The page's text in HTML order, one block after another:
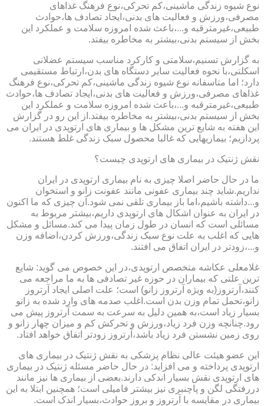
نوع شیوه زندگی ماشینی،کم تحرکی،نوع فرهنگ غذاهای
مصرفی،ورزش و فعالیت های بدنی،ایجاد تصادف ها،حوادث
طبیعی،غیرمترقبه و...،باعث شده امروزه سلامت و عملکرد این
بخش از سیستم بدنی،بیشتر به مخاطره بیفتد.
به گزارش تسنیم،سلامتی و کارکرد مناسب سیستم عضلانی
اسکلتی،با نحوه فعالیت سایر دستگاه های بدن،ارتباط مستقیمی
دارد؛ اما متاسفانه نوع شیوه زندگی ماشینی،کم تحرکی،نوع فرهنگ
غذاهای مصرفی،ورزش و فعالیت های بدنی،ایجاد تصادف ها،حوادث
طبیعی،غیرمترقبه و...،باعث شده امروزه سلامت و عملکرد این
بخش از سیستم بدنی،بیشتر به مخاطره بیفتد.از این رو در گزارش
این هفته به شایع ترین مشکل ها و بیماری های ارتوپدی در ایران می
پردازیم؛ بیماریهایی که غالبا محصول سبک زندگی غلط هستند.
نقش ژنتیک در بیماری های ارتوپدی چیست؟
ما در حال حاضر اصلا چیزی به نام بیماری ارتوپدی در ایران
نداریم.شاید چند بیماری عفونی مانند عفونت زانو و استخوان
و...داشته باشیم،اما باز بیماری تلقی نمی شود.آن چیزی که ما اکنون
در ایران به عنوان اشکال های ارتوپدی داریم،بیشتر مربوط به
مسائلی است که انسان در طول زمان پیدا می کند.مسائل و مشکل
هایی که اغلب به علت نوع سبک زندگی،ورزش کردن،اضافه وزن
و...،زودتر در ایران اتفاق می افتند.
غلامعلی عکاشه متخصص ارتوپدی،در این خصوص می گوید: شایع
ترین علتی که بیماران در حوزه غیر تصادفی ها به ما مراجعه می
کنند،آرتروز(به ویژه آرتروز زانو) است؛ علت اصلی ایجاد آرتروز
زانو،تحمل تمام وزن بدن است.اغلب صدمه های وارد شده به زانو
بسیار زیاد است،به همین دلیل به سرعت به سمت آرتروز پیش می
رود.چنانچه وزن فرد زیاد،ورزش و تحرکش کم و میزان چهار زانو و
روی زمین نشستن فرد زیاد باشد،آرتروز زودتر اتفاق خواهد افتاد.
این عضو هیئت عالی نظام پزشکی به نقش ژنتیک در بیماری های
ارتوپدی پرداخته و می افزاید: در حال حاضر مسئله ژنتیک در بیماری
های ارتوپدی نقش بسیار اندکی دارند.بعضی از بیماری ها نیز مانند
دررفتگی لگن و پاچنبری نیز بیشتر فامیلی است؛ همچنین ابتلا به این
بیماری در مقایسه با آرتروز و بروز حوادث،بسیار اندک است.